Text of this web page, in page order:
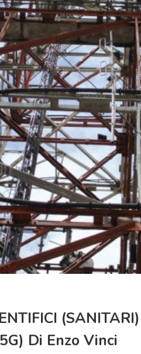
Di Enzo Vinci